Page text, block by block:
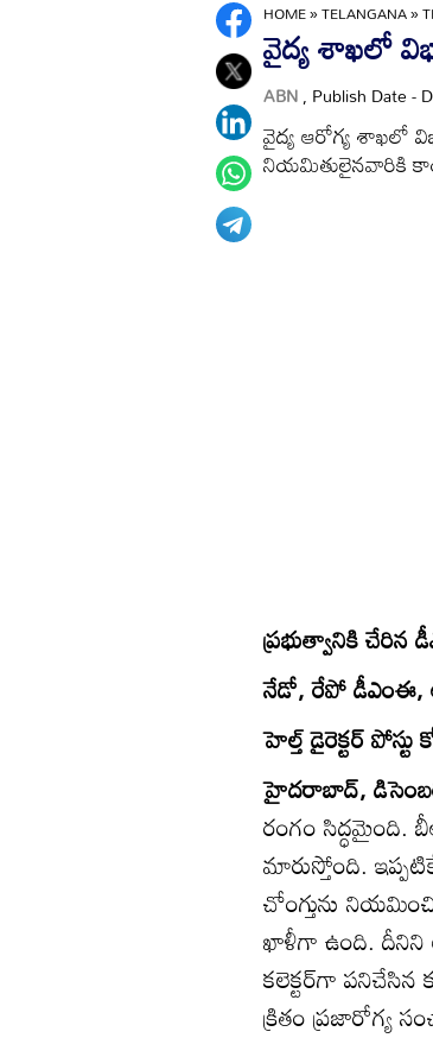
HOME»TELANGANA»
వైద్య శాఖలో
ABN, Publish Date -
వైద్య ఆరోగ్య శాఖలో
నియమితులైనవారికి
ప్రభుత్వానికి
నేడో, రేపో డీఎంఈ,
హెల్త్‌ డైరెక్టర్‌
హైదరాబాద్‌,
రంగం సిద్ధమైంది.
మారుస్తోంది.
చోంగ్తును
ఖాళీగా ఉంది. దీనిని
కలెక్టర్‌గా పనిచేసిన
క్రితం ప్రజారోగ్య